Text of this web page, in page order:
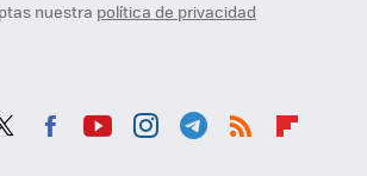
nuestra política de privacidad